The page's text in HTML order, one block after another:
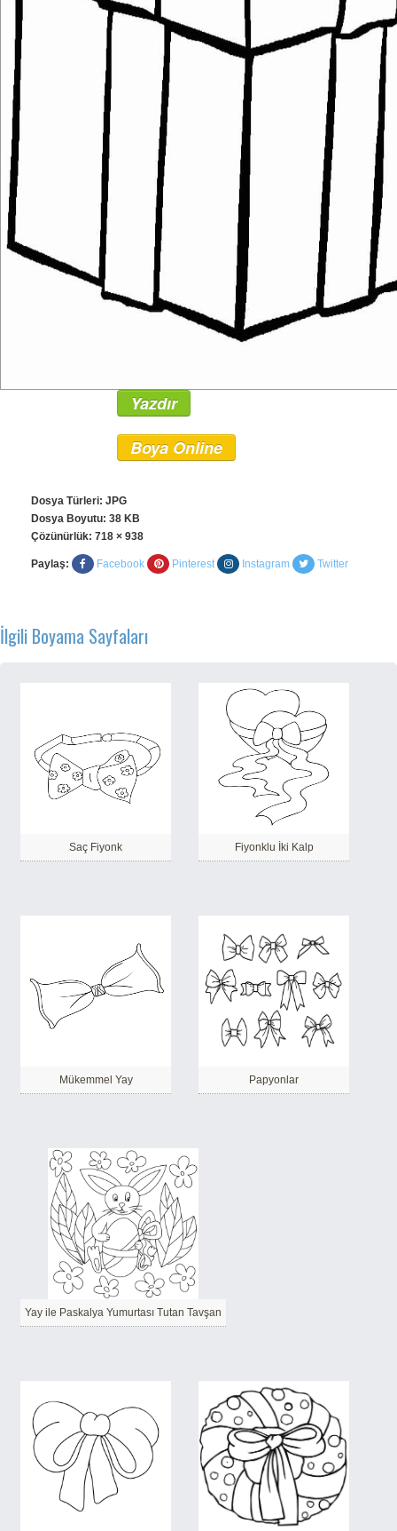
Yazdır
Boya Online
Dosya Türleri: JPG
Dosya Boyutu: 38 KB
Çözünürlük: 718 × 938
Paylaş: Facebook Pinterest Instagram Twitter
İlgili Boyama Sayfaları
Saç Fiyonk Fiyonklu İki Kalp
Mükemmel Yay Papyonlar
Yay ile Paskalya Yumurtası Tutan Tavşan